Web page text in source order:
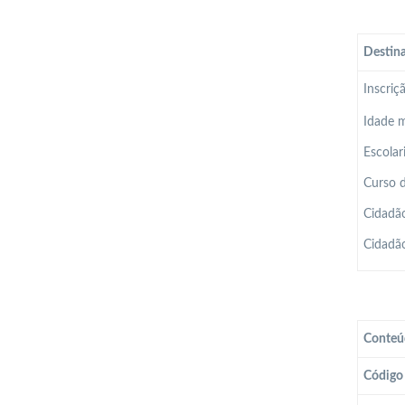
Idade
Curso
Código